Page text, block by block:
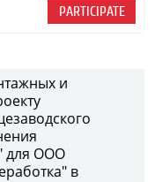
PARTICIPATE
и
для ООО
в